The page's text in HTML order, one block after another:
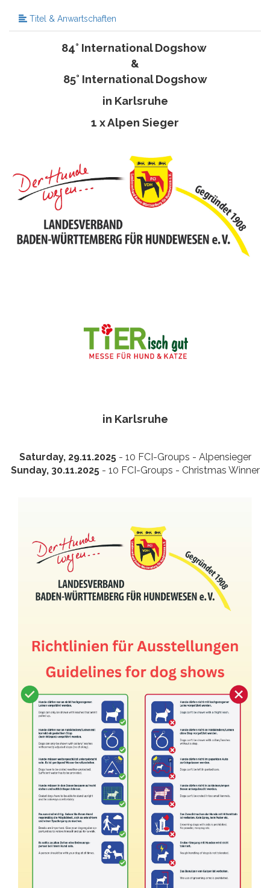
Titel & Anwartschaften
84° International Dogshow
&
85° International Dogshow
in Karlsruhe
1 x Alpen Sieger
in Karlsruhe
Saturday, 29.11.2025- 10 FCI-Groups - Alpensieger
Sunday, 30.11.2025- 10 FCI-Groups - Christmas Winner